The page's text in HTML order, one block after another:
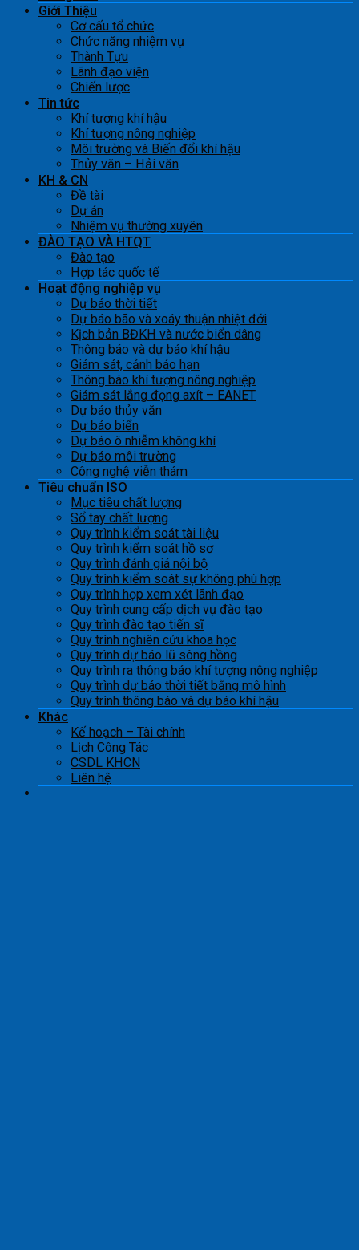
Giới Thiệu
Cơ cấu tổ chức
Chức năng nhiệm vụ
Thành Tựu
Lãnh đạo viện
Chiến lược
Tin tức
Khí tượng khí hậu
Khí tượng nông nghiệp
Môi trường và Biến đổi khí hậu
Thủy văn – Hải văn
KH & CN
Đề tài
Dự án
Nhiệm vụ thường xuyên
ĐÀO TẠO VÀ HTQT
Đào tạo
Hợp tác quốc tế
Hoạt động nghiệp vụ
Dự báo thời tiết
Dự báo bão và xoáy thuận nhiệt đới
Kịch bản BĐKH và nước biển dâng
Thông báo và dự báo khí hậu
Giám sát, cảnh báo hạn
Thông báo khí tượng nông nghiệp
Giám sát lắng đọng axít – EANET
Dự báo thủy văn
Dự báo biển
Dự báo ô nhiễm không khí
Dự báo môi trường
Công nghệ viễn thám
Tiêu chuẩn ISO
Mục tiêu chất lượng
Sổ tay chất lượng
Quy trình kiểm soát tài liệu
Quy trình kiểm soát hồ sơ
Quy trình đánh giá nội bộ
Quy trình kiểm soát sự không phù hợp
Quy trình họp xem xét lãnh đạo
Quy trình cung cấp dịch vụ đào tạo
Quy trình đào tạo tiến sĩ
Quy trình nghiên cứu khoa học
Quy trình dự báo lũ sông hồng
Quy trình ra thông báo khí tượng nông nghiệp
Quy trình dự báo thời tiết bằng mô hình
Quy trình thông báo và dự báo khí hậu
Khác
Kế hoạch – Tài chính
Lịch Công Tác
CSDL KHCN
Liên hệ